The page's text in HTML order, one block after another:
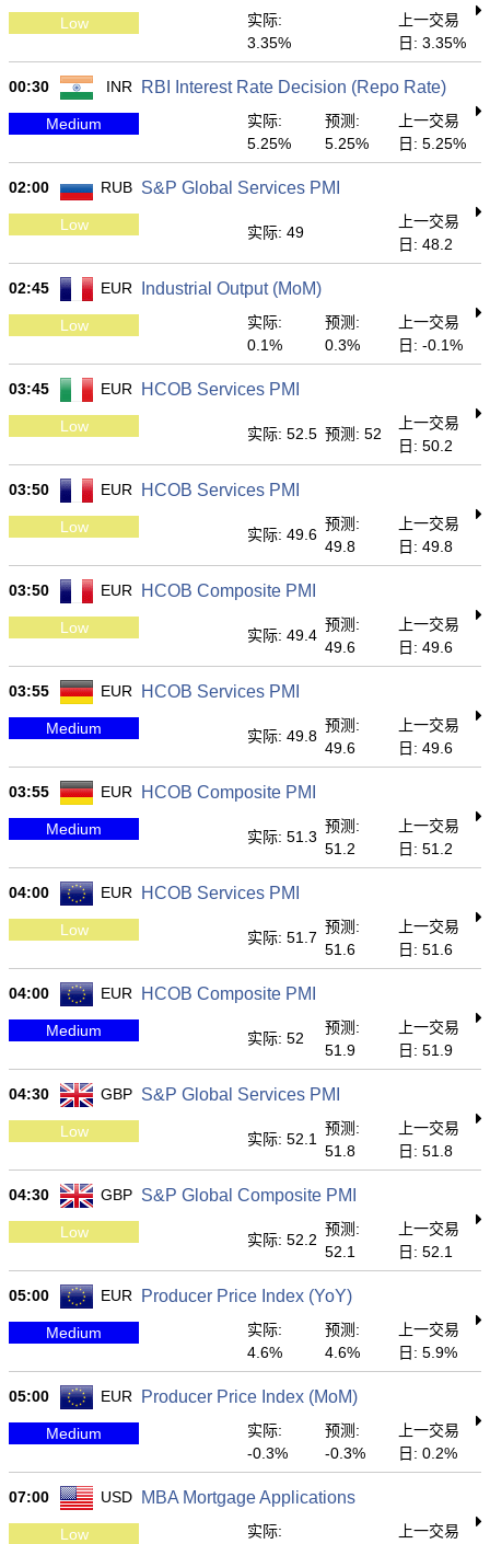
Low
实际:
3.35%
上一交易
日: 3.35%
00:30 INR RBI Interest Rate Decision (Repo Rate)
Medium
实际:
5.25%
预测:
5.25%
上一交易
日: 5.25%
02:00 RUB S&P Global Services PMI
Low 实际: 49
上一交易
日: 48.2
02:45 EUR Industrial Output (MoM)
Low
实际:
0.1%
预测:
0.3%
上一交易
日: -0.1%
03:45 EUR HCOB Services PMI
Low 实际: 52.5 预测: 52
上一交易
日: 50.2
03:50 EUR HCOB Services PMI
Low 实际: 49.6
预测:
49.8
上一交易
日: 49.8
03:50 EUR HCOB Composite PMI
Low 实际: 49.4
预测:
49.6
上一交易
日: 49.6
03:55 EUR HCOB Services PMI
Medium 实际: 49.8
预测:
49.6
上一交易
日: 49.6
03:55 EUR HCOB Composite PMI
Medium 实际: 51.3
预测:
51.2
上一交易
日: 51.2
04:00 EUR HCOB Services PMI
Low 实际: 51.7
预测:
51.6
上一交易
日: 51.6
04:00 EUR HCOB Composite PMI
Medium 实际: 52
预测:
51.9
上一交易
日: 51.9
04:30 GBP S&P Global Services PMI
Low 实际: 52.1
预测:
51.8
上一交易
日: 51.8
04:30 GBP S&P Global Composite PMI
Low 实际: 52.2
预测:
52.1
上一交易
日: 52.1
05:00 EUR Producer Price Index (YoY)
Medium
实际:
4.6%
预测:
4.6%
上一交易
日: 5.9%
05:00 EUR Producer Price Index (MoM)
Medium
实际:
-0.3%
预测:
-0.3%
上一交易
日: 0.2%
07:00 USD MBA Mortgage Applications
Low
实际:
上一交易